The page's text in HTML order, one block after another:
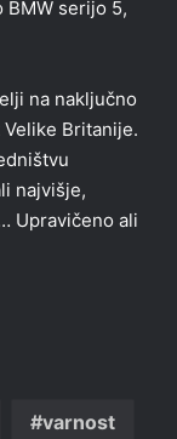
serijo 5,
na naključno
Britanije.
najvišje,
Upravičeno ali
varnost